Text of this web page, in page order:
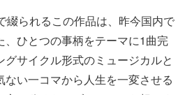
綴られるこの作品は、昨今国内で
、ひとつの事柄をテーマに1曲完
サイクル形式のミュージカルと
い一コマから人生を一変させる